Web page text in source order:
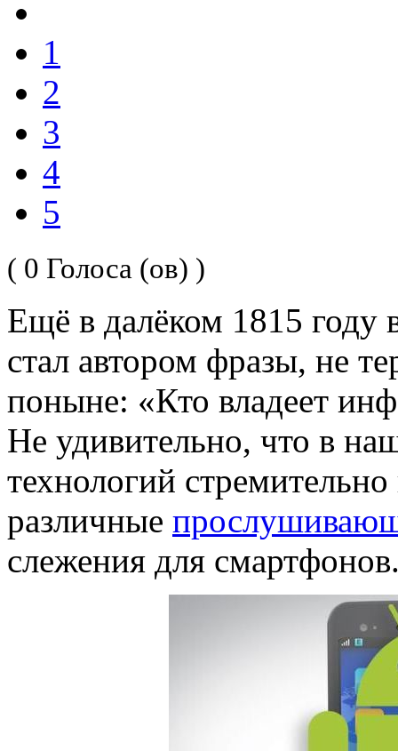
1
2
3
4
5
( 0 Голоса (ов) )
Ещё в далёком 1815 году
стал автором фразы, не
поныне: «Кто владеет
Не удивительно, что в
технологий
различные
слежения для